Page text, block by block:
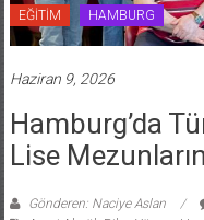
EĞİTİM HAMBURG
Haziran 9, 2026
Hamburg’da
Lise
Gönderen: Naciye Aslan